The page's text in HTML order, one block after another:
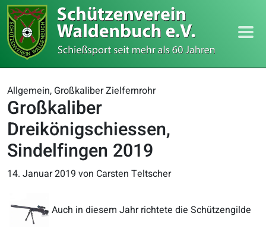
Allgemein, Großkaliber Zielfernrohr
Großkaliber
Dreikönigschiessen,
Sindelfingen 2019
14. Januar 2019 von Carsten Teltscher
Auch in diesem Jahr richtete die Schützengilde